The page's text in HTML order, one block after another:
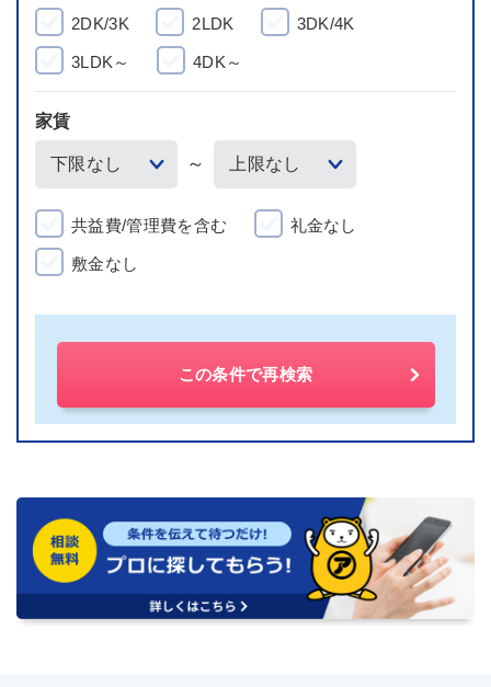
2DK/3K 2LDK 3DK/4K
3LDK～ 4DK～
家賃
～
共益費/管理費を含む 礼金なし
敷金なし
この条件で再検索